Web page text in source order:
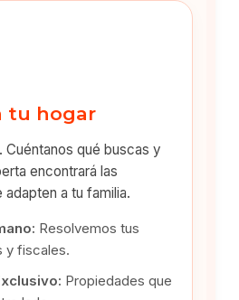
tu hogar
Cuéntanos qué buscas y
encontrará las
a tu familia.
Resolvemos tus
y fiscales.
Propiedades que